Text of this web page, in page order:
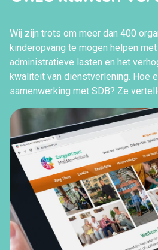
Wij zijn trots om meer dan 400
kinderopvang te mogen helpen
administratieve lasten en het
kwaliteit van dienstverlening. Hoe
samenwerking met SDB? Ze